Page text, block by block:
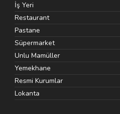
İş Yeri
Restaurant
Pastane
Süpermarket
Unlu Mamüller
Yemekhane
Resmi Kurumlar
Lokanta